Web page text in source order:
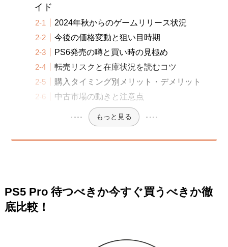
イド
2024年秋からのゲームリリース状況
今後の価格変動と狙い目時期
PS6発売の噂と買い時の見極め
転売リスクと在庫状況を読むコツ
購入タイミング別メリット・デメリット
中古市場の動きと注意点
もっと見る
PS5 Pro 待つべきか今すぐ買うべきか徹
底比較！